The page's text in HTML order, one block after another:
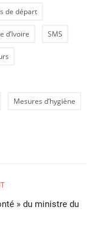
de départ
d’Ivoire SMS
Mesures d’hygiène
» du ministre du